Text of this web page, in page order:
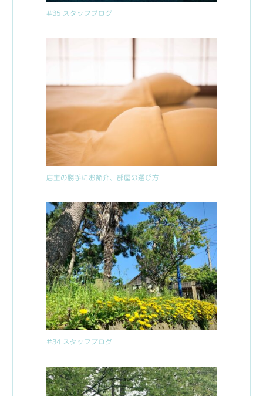
#35 スタッフブログ
店主の勝手にお節介、部屋の選び方
#34 スタッフブログ